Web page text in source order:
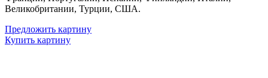
Великобритании, Турции, США.
Предложить картину
Купить картину